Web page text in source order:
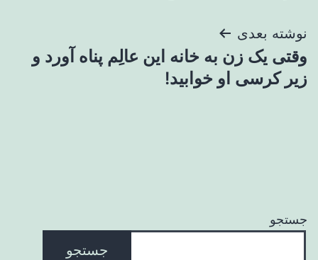
نوشته بعدی
وقتی یک زن به خانه این عالِم پناه آورد و
زیر کرسی او خوابید!
جستجو
جستجو